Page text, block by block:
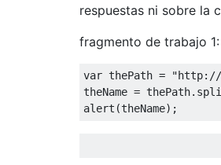
respuestas ni sobre la
fragmento de trabajo
var thePath =
"http://
theName = thePath.
alert (theName);